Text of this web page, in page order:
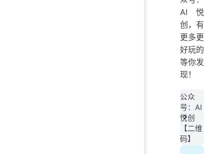
AI悦
创，有
更多更
好玩的
等你发
现！
公众
号：AI
悦创
【二维
码】